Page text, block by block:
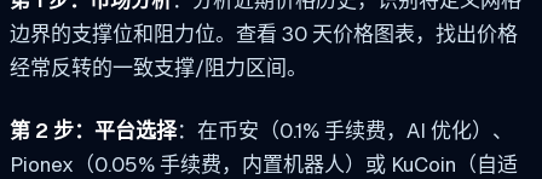
边界的支撑位和阻力位。查看 30 天价格图表，找出价格
经常反转的一致支撑/阻力区间。
第 2 步：平台选择：在币安（0.1% 手续费，AI 优化）、
Pionex（0.05% 手续费，内置机器人）或 KuCoin（自适